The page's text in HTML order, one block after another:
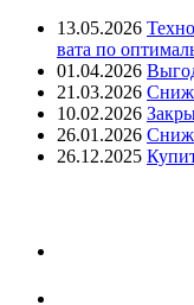
13.05.2026
вата по
01.04.2026
21.03.2026
10.02.2026
26.01.2026
26.12.2025